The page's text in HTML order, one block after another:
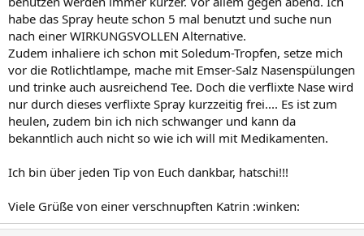
habe das Spray heute schon 5 mal benutzt und suche nun
nach einer WIRKUNGSVOLLEN Alternative.
Zudem inhaliere ich schon mit Soledum-Tropfen, setze mich
vor die Rotlichtlampe, mache mit Emser-Salz Nasenspülungen
und trinke auch ausreichend Tee. Doch die verflixte Nase wird
nur durch dieses verflixte Spray kurzzeitig frei.... Es ist zum
heulen, zudem bin ich nich schwanger und kann da
bekanntlich auch nicht so wie ich will mit Medikamenten.
Ich bin über jeden Tip von Euch dankbar, hatschi!!!
Viele Grüße von einer verschnupften Katrin :winken: